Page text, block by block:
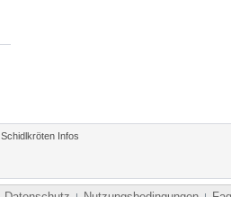
Schidlkröten Infos